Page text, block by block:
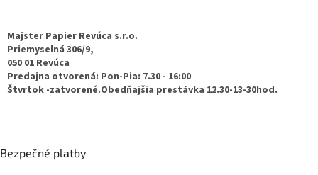
Majster Papier Revúca s.r.o.
Priemyselná 306/9,
050 01 Revúca
Predajna otvorená: Pon-Pia: 7.30 - 16:00
Štvrtok -zatvorené.Obedňajšia prestávka 12.30-13-30hod.
Bezpečné platby